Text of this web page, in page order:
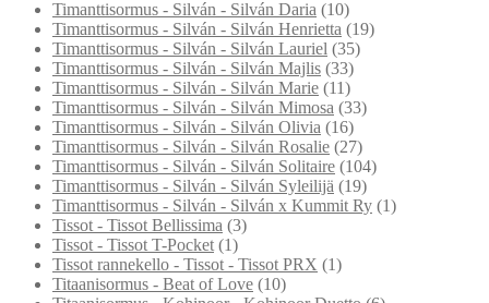
Timanttisormus - Silván - Silván Daria (10)
Timanttisormus - Silván - Silván Henrietta (19)
Timanttisormus - Silván - Silván Lauriel (35)
Timanttisormus - Silván - Silván Majlis (33)
Timanttisormus - Silván - Silván Marie (11)
Timanttisormus - Silván - Silván Mimosa (33)
Timanttisormus - Silván - Silván Olivia (16)
Timanttisormus - Silván - Silván Rosalie (27)
Timanttisormus - Silván - Silván Solitaire (104)
Timanttisormus - Silván - Silván Syleilijä (19)
Timanttisormus - Silván - Silván x Kummit Ry (1)
Tissot - Tissot Bellissima (3)
Tissot - Tissot T-Pocket (1)
Tissot rannekello - Tissot - Tissot PRX (1)
Titaanisormus - Beat of Love (10)